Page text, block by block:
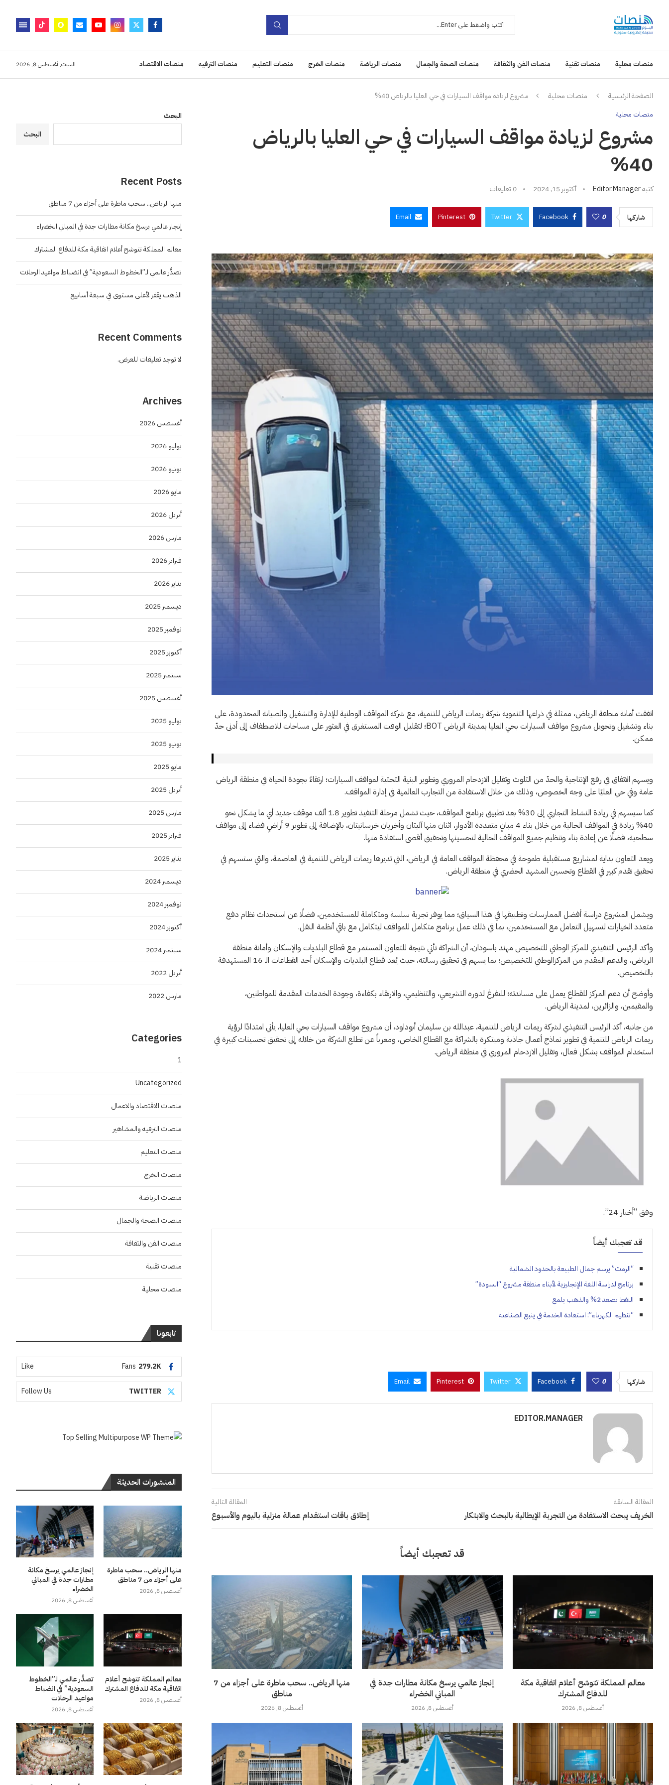
منصات محلية منصات تقنية منصات الفن والثقافة منصات الصحة والجمال منصات الرياضة منصات الخرج منصات التعليم منصات الترفيه منصات الاقتصاد السبت, أغسطس 8, 2026
الصفحة الرئيسية منصات محلية مشروع لزيادة مواقف السيارات في حي العليا بالرياض 40%
منصات محلية
مشروع لزيادة مواقف السيارات في حي العليا بالرياض
40%
كتبهEditor.manager أكتوبر 15, 2024 0 تعليقات
شاركها 0
Facebook
Twitter
Pinterest
Email
اتفقت أمانة منطقة الرياض، ممثلة في ذراعها التنموية شركة ريمات الرياض للتنمية، مع شركة المواقف الوطنية للإدارة والتشغيل والصيانة المحدودة، على
بناء وتشغيل وتحويل مشروع مواقف السيارات بحي العليا بمدينة الرياض BOT؛ لتقليل الوقت المستغرق في العثور على مساحات للاصطفاف إلى أدنى حدّ
ممكن.
ويسهم الاتفاق في رفع الإنتاجية والحدّ من التلوث وتقليل الازدحام المروري وتطوير البنية التحتية لمواقف السيارات؛ ارتقاءً بجودة الحياة في منطقة الرياض
عامة وفي حي العليّا على وجه الخصوص، وذلك من خلال الاستفادة من التجارب العالمية في إدارة المواقف.
كما سيسهم في زيادة النشاط التجاري إلى 30% بعد تطبيق برنامج المواقف، حيث تشمل مرحلة التنفيذ تطوير 1.8 ألف موقف جديد أي ما يشكل نحو
40% زيادة في المواقف الحالية من خلال بناء 4 مبانٍ متعددة الأدوار، اثنان منها آليتان وأخريان خرسانيتان، بالإضافة إلى تطوير 9 أراضٍ فضاء إلى مواقف
سطحية، فضلًا عن إعادة بناء وتنظيم جميع المواقف الحالية لتحسينها وتحقيق أقصى استفادة منها.
ويعد التعاون بداية لمشاريع مستقبلية طموحة في محفظة المواقف العامة في الرياض، التي تديرها ريمات الرياض للتنمية في العاصمة، والتي ستسهم في
تحقيق تقدم كبير في القطاع وتحسين المشهد الحضري في منطقة الرياض.
ويشمل المشروع دراسة أفضل الممارسات وتطبيقها في هذا السياق؛ مما يوفر تجربة سلسة ومتكاملة للمستخدمين، فضلًا عن استحداث نظام دفع
متعدد الخيارات لتسهيل التعامل مع المستخدمين، بما في ذلك عمل برنامج متكامل للمواقف ليتكامل مع باقي أنظمة النقل.
وأكد الرئيس التنفيذي للمركز الوطني للتخصيص مهند باسودان، أن الشراكة تأتي نتيجة للتعاون المستمر مع قطاع البلديات والإسكان وأمانة منطقة
الرياض، والدعم المقدم من المركزالوطني للتخصيص؛ بما يسهم في تحقيق رسالته، حيث يُعد قطاع البلديات والإسكان أحد القطاعات الـ 16 المستهدفة
بالتخصيص.
وأوضح أن دعم المركز للقطاع يعمل على مساندته؛ للتفرغ لدوره التشريعي، والتنظيمي، والارتقاء بكفاءة، وجودة الخدمات المقدمة للمواطنين،
والمقيمين، والزائرين، لمدينة الرياض.
من جانبه، أكد الرئيس التنفيذي لشركة ريمات الرياض للتنمية، عبدالله بن سليمان أبوداود، أن مشروع مواقف السيارات بحي العليا، يأتي امتدادًا لرؤية
ريمات الرياض للتنمية في تطوير نماذج أعمال جاذبة ومبتكرة بالشراكة مع القطاع الخاص، ومعرباً عن تطلع الشركة من خلاله إلى تحقيق تحسينات كبيرة في
استخدام المواقف بشكل فعال، وتقليل الازدحام المروري في منطقة الرياض.
وفق “أخبار 24”.
قد تعجبك أيضاً
“الرمث” يرسم جمال الطبيعة بالحدود الشمالية
برنامج لدراسة اللغة الإنجليزية لأبناء منطقة مشروع “السودة”
النفط يصعد 2% والذهب يلمع
“تنظيم الكهرباء”: استعادة الخدمة في ينبع الصناعية
شاركها 0
Facebook
Twitter
Pinterest
Email
EDITOR.MANAGER
المقالة السابقة
الخريف يبحث الاستفادة من التجربة الإيطالية بالبحث والابتكار
المقالة التالية
إطلاق باقات استقدام عمالة منزلية باليوم والأسبوع
قد تعجبك أيضاً
منها الرياض.. سحب ماطرة على أجزاء من 7
مناطق
أغسطس 8, 2026
إنجاز عالمي يرسخ مكانة مطارات جدة في
المباني الخضراء
أغسطس 8, 2026
معالم المملكة تتوشح أعلام اتفاقية مكة
للدفاع المشترك
أغسطس 8, 2026
البحث
البحث
Recent Posts
منها الرياض.. سحب ماطرة على أجزاء من 7 مناطق
إنجاز عالمي يرسخ مكانة مطارات جدة في المباني الخضراء
معالم المملكة تتوشح أعلام اتفاقية مكة للدفاع المشترك
تصدُّر عالمي لـ”الخطوط السعودية” في انضباط مواعيد الرحلات
الذهب يقفز لأعلى مستوى في سبعة أسابيع
Recent Comments
لا توجد تعليقات للعرض.
Archives
أغسطس 2026
يوليو 2026
يونيو 2026
مايو 2026
أبريل 2026
مارس 2026
فبراير 2026
يناير 2026
ديسمبر 2025
نوفمبر 2025
أكتوبر 2025
سبتمبر 2025
أغسطس 2025
يوليو 2025
يونيو 2025
مايو 2025
أبريل 2025
مارس 2025
فبراير 2025
يناير 2025
ديسمبر 2024
نوفمبر 2024
أكتوبر 2024
سبتمبر 2024
أبريل 2022
مارس 2022
Categories
1
Uncategorized
منصات الاقتصاد والاعمال
منصات الترفيه والمشاهير
منصات التعليم
منصات الخرج
منصات الرياضة
منصات الصحة والجمال
منصات الفن والثقافة
منصات تقنية
منصات محلية
تابعونا
279.2K
Fans
Like
TWITTER
Follow Us
المنشورات الحديثة
منها الرياض.. سحب ماطرة
على أجزاء من 7 مناطق
أغسطس 8, 2026
إنجاز عالمي يرسخ مكانة
مطارات جدة في المباني
الخضراء
أغسطس 8, 2026
معالم المملكة تتوشح أعلام
اتفاقية مكة للدفاع المشترك
أغسطس 8, 2026
تصدُّر عالمي لـ”الخطوط
السعودية” في انضباط
مواعيد الرحلات
أغسطس 8, 2026